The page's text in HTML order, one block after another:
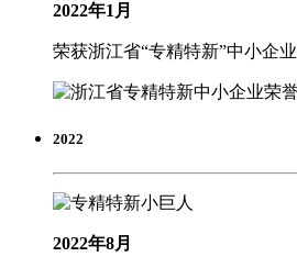
2022年1月
荣获浙江省“专精特新”中小企业
2022
2022年8月